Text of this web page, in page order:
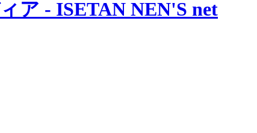
ア - ISETAN NEN'S net